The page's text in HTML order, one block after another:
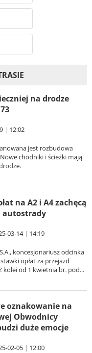
na drodze
| 12:02
jest rozbudowa
chodniki i ścieżki mają
na A2 i A4 zachęcą
autostrady
03-14 | 14:19
koncesjonariusz odcinka
opłat za przejazd
kolei od 1 kwietnia br. pod...
oznakowanie na
Obwodnicy
duże emocje
02-05 | 12:00